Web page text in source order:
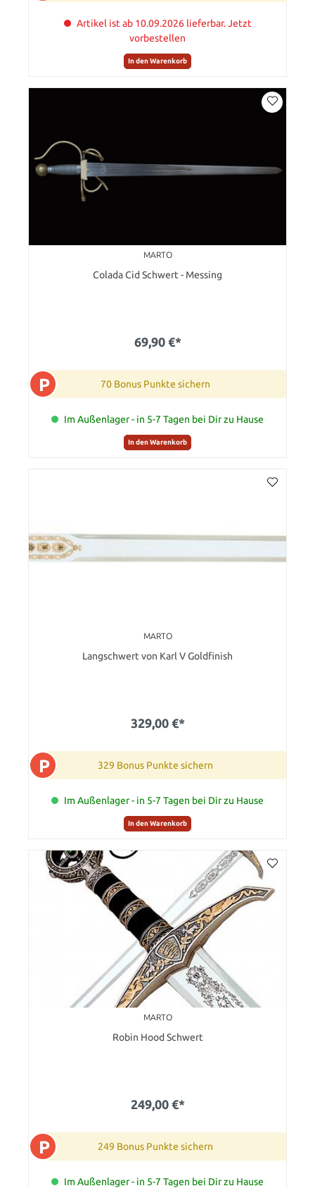
Artikel ist ab 10.09.2026 lieferbar. Jetzt
vorbestellen
In den Warenkorb
MARTO
Colada Cid Schwert - Messing
69,90 €*
P 70 Bonus Punkte sichern
Im Außenlager - in 5-7 Tagen bei Dir zu Hause
In den Warenkorb
MARTO
Langschwert von Karl V Goldfinish
329,00 €*
P 329 Bonus Punkte sichern
Im Außenlager - in 5-7 Tagen bei Dir zu Hause
In den Warenkorb
MARTO
Robin Hood Schwert
249,00 €*
P 249 Bonus Punkte sichern
Im Außenlager - in 5-7 Tagen bei Dir zu Hause